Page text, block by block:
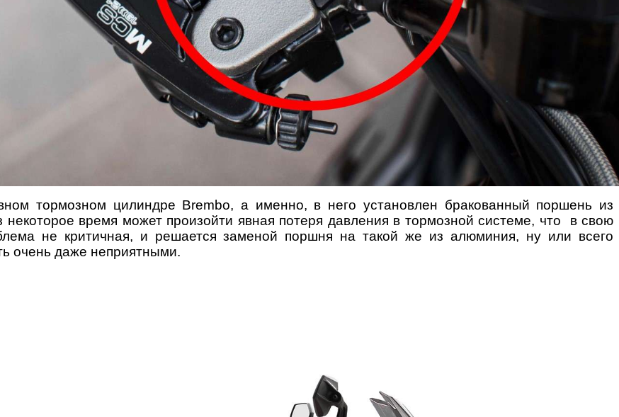
тормозном цилиндре Brembo, а именно, в него установлен бракованный поршень из
некоторое время может произойти явная потеря давления в тормозной системе, что в свою
не критичная, и решается заменой поршня на такой же из алюминия, ну или всего
очень даже неприятными.